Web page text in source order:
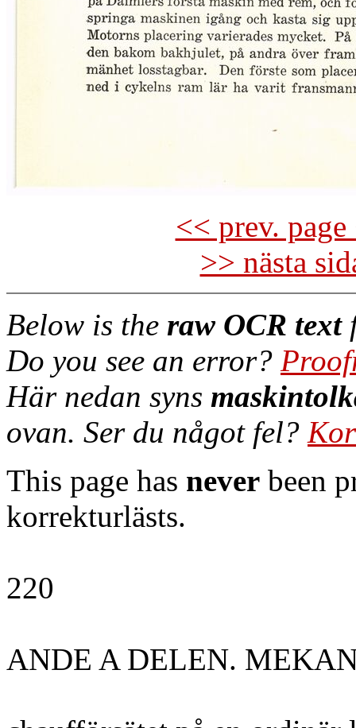
<< prev.
>> nästa
Below is the raw OCR text
Do you see an error?
Här nedan syns
ovan. Ser du något fel?
This page has never been
korrekturlästs.
220
ANDE A DELEN.